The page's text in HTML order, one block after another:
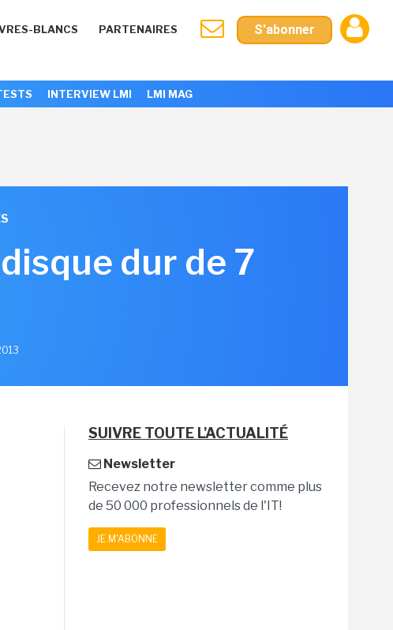
BLANCS PARTENAIRES S'abonner
INTERVIEW LMI LMI MAG
dur de 7
SUIVRE TOUTE L'ACTUALITÉ
Newsletter
Recevez notre newsletter comme plus
de 50 000 professionnels de l'IT!
JE M'ABONNE